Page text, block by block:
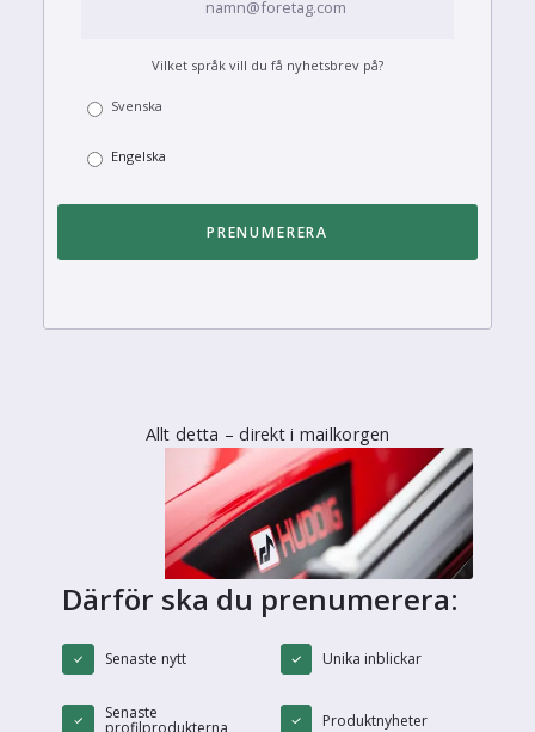
Vilket språk vill du få nyhetsbrev på?
Svenska
Engelska
Allt detta – direkt i mailkorgen
Därför ska du prenumerera:
Senaste nytt Unika inblickar
Senaste Produktnyheter